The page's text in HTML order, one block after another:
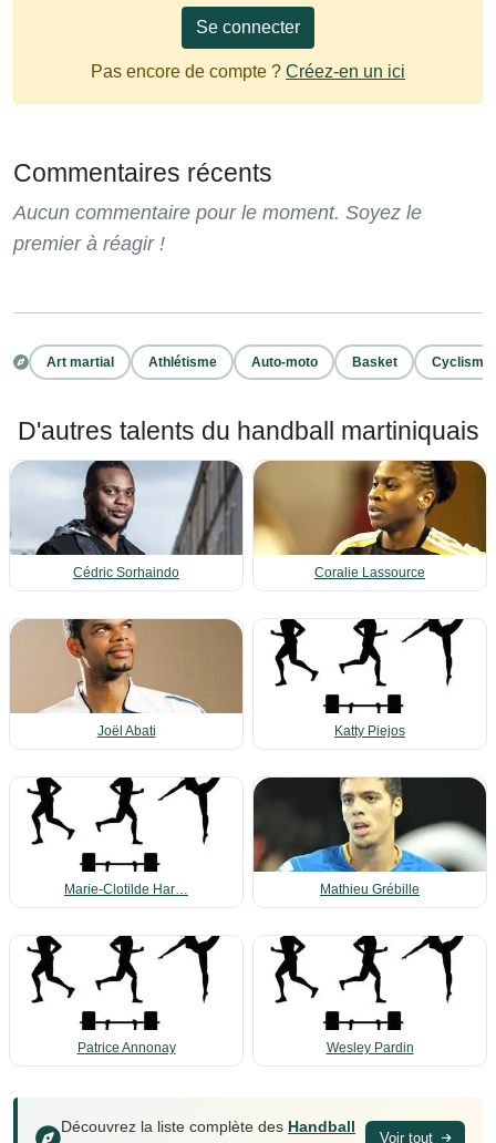
Se connecter
Pas encore de compte ? Créez-en un ici
Commentaires récents
Aucun commentaire pour le moment. Soyez le
premier à réagir !
Art martial Athlétisme Auto-moto Basket Cyclisme
D'autres talents du handball martiniquais
Cédric Sorhaindo Coralie Lassource
Joël Abati Katty Piejos
Marie-Clotilde Har… Mathieu Grébille
Patrice Annonay Wesley Pardin
Découvrez la liste complète des Handball
Voir tout